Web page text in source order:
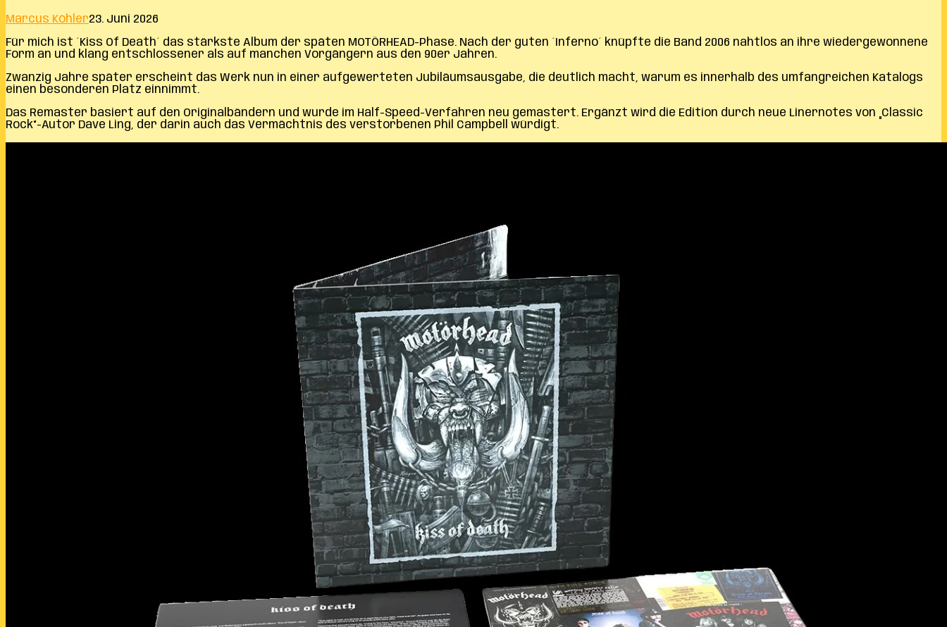
Marcus Köhler23. Juni 2026
Für mich ist ´Kiss Of Death´ das stärkste Album der späten MOTÖRHEAD-Phase. Nach der guten ´Inferno´ knüpfte die Band 2006 nahtlos an ihre wiedergewonnene
Form an und klang entschlossener als auf manchen Vorgängern aus den 90er Jahren.
Zwanzig Jahre später erscheint das Werk nun in einer aufgewerteten Jubiläumsausgabe, die deutlich macht, warum es innerhalb des umfangreichen Katalogs
einen besonderen Platz einnimmt.
Das Remaster basiert auf den Originalbändern und wurde im Half-Speed-Verfahren neu gemastert. Ergänzt wird die Edition durch neue Linernotes von „Classic
Rock“-Autor Dave Ling, der darin auch das Vermächtnis des verstorbenen Phil Campbell würdigt.